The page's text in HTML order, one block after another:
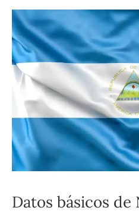
Datos básicos de